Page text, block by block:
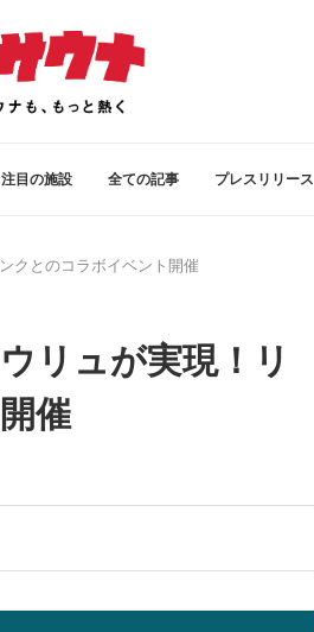
注目の施設 全ての記事 プレスリリース
クとのコラボイベント開催
リュが実現！リ
催